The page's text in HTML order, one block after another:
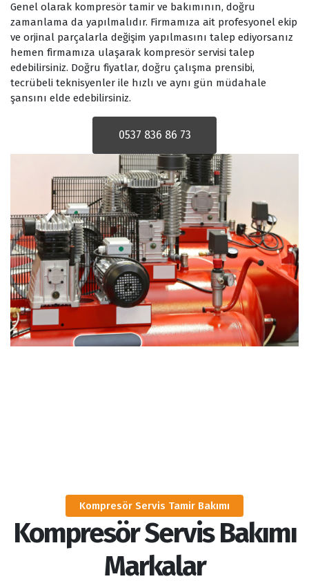
Genel olarak kompresör tamir ve bakımının, doğru
zamanlama da yapılmalıdır. Firmamıza ait profesyonel ekip
ve orjinal parçalarla değişim yapılmasını talep ediyorsanız
hemen firmamıza ulaşarak kompresör servisi talep
edebilirsiniz. Doğru fiyatlar, doğru çalışma prensibi,
tecrübeli teknisyenler ile hızlı ve aynı gün müdahale
şansını elde edebilirsiniz.
0537 836 86 73
Kompresör Servis Tamir Bakımı
Kompresör Servis Bakımı
Markalar